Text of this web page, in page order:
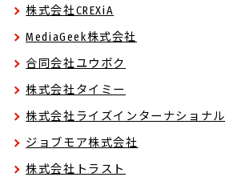
株式会社CREXiA
MediaGeek株式会社
合同会社ユウボク
株式会社タイミー
株式会社ライズインターナショナル
ジョブモア株式会社
株式会社トラスト